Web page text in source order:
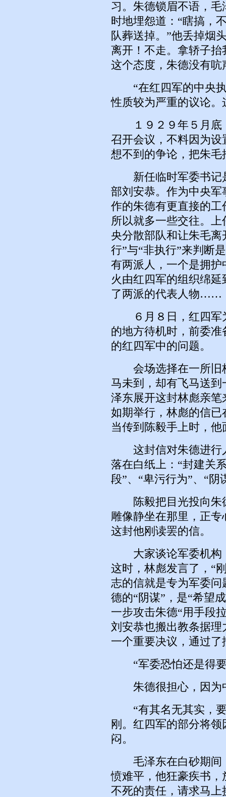
习。朱德锁眉不语，
时地埋怨道：“瞎搞，
队葬送掉。”他丢掉烟
离开！不走。拿轿子
这个态度，朱德没有
“在红四军的中央执
性质较为严重的议论
１９２９年５月底
召开会议，不料因为
想不到的争论，把朱
新任临时军委书记
部刘安恭。作为中央军
作的朱德有更直接的
所以就多一些交往。
央分散部队和让朱毛
行”与“非执行”来判断
有两派人，一个是拥
火由红四军的组织绵
了两派的代表人物……
６月８日，红四军
的地方待机时，前委
的红四军中的问题。
会场选择在一所旧
马未到，却有飞马送
泽东展开这封林彪亲
如期举行，林彪的信
当传到陈毅手上时，
这封信对朱德进行
落在白纸上：“封建关
段”、“卑污行为”、“阴
陈毅把目光投向朱
雕像静坐在那里，正
这封他刚读罢的信。
大家谈论军委机构
这时，林彪发言了，“
志的信就是专为军委
德的“阴谋”，是“希望
一步攻击朱德“用手段
刘安恭也搬出教条据
一个重要决议，通过
“军委恐怕还是得要
朱德很担心，因为
“有其名无其实，要
刚。红四军的部分将
闷。
毛泽东在白砂期间
愤难平，他狂豪疾书
不死的责任，请求马